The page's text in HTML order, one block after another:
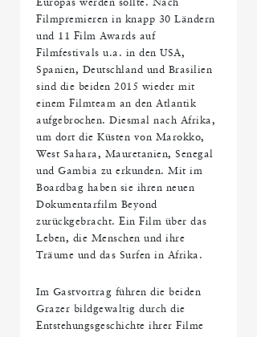
Europas werden sollte. Nach
Filmpremieren in knapp 30 Ländern
und 11 Film Awards auf
Filmfestivals u.a. in den USA,
Spanien, Deutschland und Brasilien
sind die beiden 2015 wieder mit
einem Filmteam an den Atlantik
aufgebrochen. Diesmal nach Afrika,
um dort die Küsten von Marokko,
West Sahara, Mauretanien, Senegal
und Gambia zu erkunden. Mit im
Boardbag haben sie ihren neuen
Dokumentarfilm Beyond
zurückgebracht. Ein Film über das
Leben, die Menschen und ihre
Träume und das Surfen in Afrika.
Im Gastvortrag führen die beiden
Grazer bildgewaltig durch die
Entstehungsgeschichte ihrer Filme